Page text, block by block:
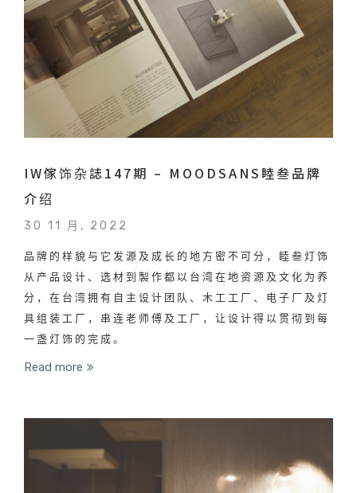
IW傢饰杂誌147期 – MOODSANS睦叁品牌
介绍
30 11 月, 2022
品牌的样貌与它发源及成长的地方密不可分，睦叁灯饰
从产品设计、选材到製作都以台湾在地资源及文化为养
分，在台湾拥有自主设计团队、木工工厂、电子厂及灯
具组装工厂，串连老师傅及工厂，让设计得以贯彻到每
一盏灯饰的完成。
Read more